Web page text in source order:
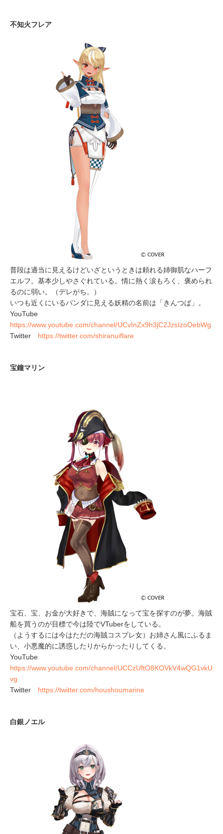
不知火フレア
普段は適当に見えるけどいざというときは頼れる姉御肌なハーフ
エルフ。基本少しやさぐれている。情に熱く涙もろく、褒められ
るのに弱い。（デレがち。）
いつも近くにいるパンダに見える妖精の名前は「きんつば」。
YouTube
https://www.youtube.com/channel/UCvInZx9h3jC2JzsIzoOebWg
Twitter https://twitter.com/shiranuiflare
宝鐘マリン
宝石、宝、お金が大好きで、海賊になって宝を探すのが夢。海賊
船を買うのが目標で今は陸でVTuberをしている。
（ようするには今はただの海賊コスプレ女）お姉さん風にふるま
い、小悪魔的に誘惑したりからかったりしてくる。
YouTube
https://www.youtube.com/channel/UCCzUftO8KOVkV4wQG1vkU
vg
Twitter https://twitter.com/houshoumarine
白銀ノエル